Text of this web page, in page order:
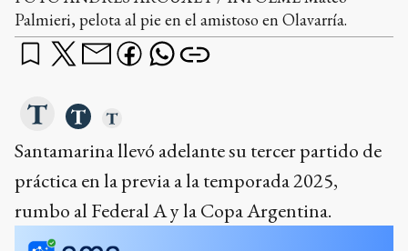
Santamarina llevó adelante su tercer partido de
práctica en la previa a la temporada 2025,
¿qué querés saber?
Dame un resumen
Ads